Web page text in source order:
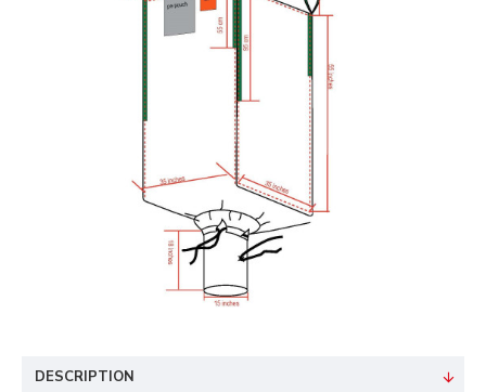
DESCRIPTION